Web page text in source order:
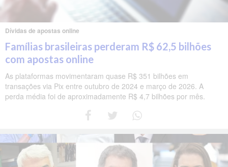
Dívidas de apostas online
Famílias brasileiras perderam R$ 62,5 bilhões
com apostas online
As plataformas movimentaram quase R$ 351 bilhões em
transações via Pix entre outubro de 2024 e março de 2026. A
perda média foi de aproximadamente R$ 4,7 bilhões por mês.